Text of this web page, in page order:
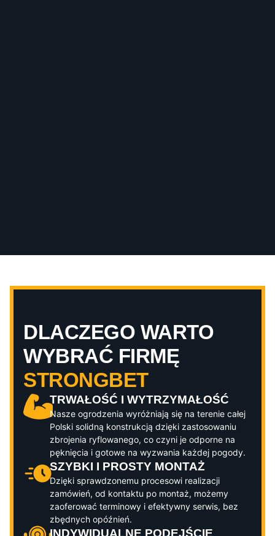
DLACZEGO WARTO
WYBRAĆ FIRMĘ
STRONGBET
TRWAŁOŚĆ I WYTRZYMAŁOŚĆ
Nasze ogrodzenia wyróżniają się na terenie całej
Polski solidną konstrukcją dzięki zastosowaniu
zbrojenia ryflowanego, co czyni je odporne na
pęknięcia i gotowe na wyzwania każdej pogody.
SZYBKI I PROSTY MONTAŻ
Dzięki sprawdzonemu procesowi realizacji
zamówień, od kontaktu po montaż, możemy
zaoferować terminowy i efektywny serwis, bez
zbędnych opóźnień.